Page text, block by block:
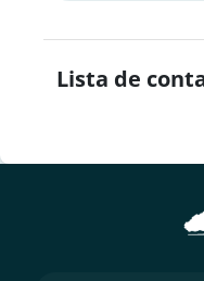
Lista de